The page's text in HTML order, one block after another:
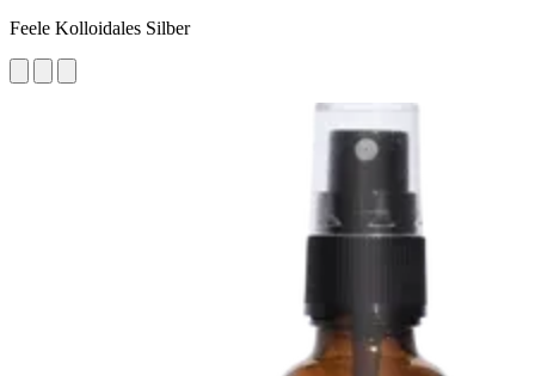
Feele Kolloidales Silber